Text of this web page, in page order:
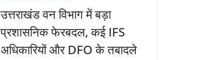
उत्तराखंड वन विभाग में बड़ा
प्रशासनिक फेरबदल, कई IFS
अधिकारियों और DFO के तबादले